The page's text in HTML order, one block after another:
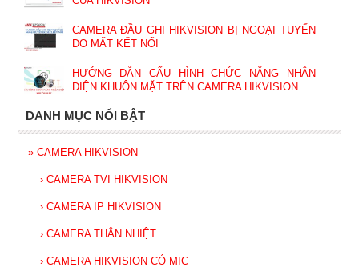
CAMERA ĐẦU GHI HIKVISION BỊ NGOẠI TUYẾN
DO MẤT KẾT NỐI
HƯỚNG DẪN CẤU HÌNH CHỨC NĂNG NHẬN
DIỆN KHUÔN MẶT TRÊN CAMERA HIKVISION
DANH MỤC NỔI BẬT
» CAMERA HIKVISION
› CAMERA TVI HIKVISION
› CAMERA IP HIKVISION
› CAMERA THÂN NHIỆT
› CAMERA HIKVISION CÓ MIC